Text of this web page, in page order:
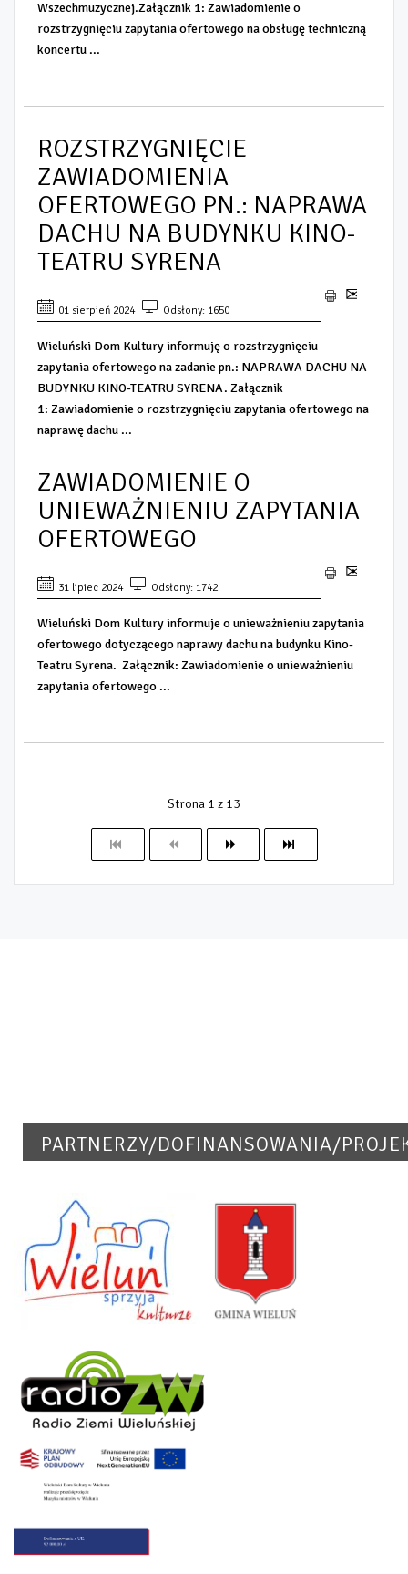
Wszechmuzycznej.Załącznik 1: Zawiadomienie o
rozstrzygnięciu zapytania ofertowego na obsługę techniczną
koncertu ...
ROZSTRZYGNIĘCIE
ZAWIADOMIENIA
OFERTOWEGO PN.: NAPRAWA
DACHU NA BUDYNKU KINO-
TEATRU SYRENA
01 sierpień 2024 Odsłony: 1650
Wieluński Dom Kultury informuję o rozstrzygnięciu
zapytania ofertowego na zadanie pn.: NAPRAWA DACHU NA
BUDYNKU KINO-TEATRU SYRENA. Załącznik
1: Zawiadomienie o rozstrzygnięciu zapytania ofertowego na
naprawę dachu ...
ZAWIADOMIENIE O
UNIEWAŻNIENIU ZAPYTANIA
OFERTOWEGO
31 lipiec 2024 Odsłony: 1742
Wieluński Dom Kultury informuje o unieważnieniu zapytania
ofertowego dotyczącego naprawy dachu na budynku Kino-
Teatru Syrena. Załącznik: Zawiadomienie o unieważnieniu
zapytania ofertowego ...
Strona 1 z 13
PARTNERZY/DOFINANSOWANIA/